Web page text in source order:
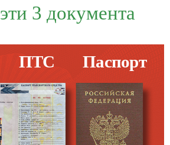
эти 3 документа
ПТС Паспорт